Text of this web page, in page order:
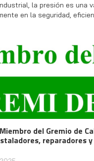
la presión es una
en la seguridad,
del Gremio de
reparadores